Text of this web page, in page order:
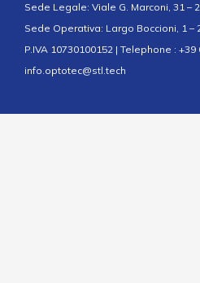
Sede Legale: Viale G. Marconi, 31 –
Sede Operativa: Largo Boccioni, 1 –
P.IVA 10730100152 | Telephone : +39
info.optotec@stl.tech